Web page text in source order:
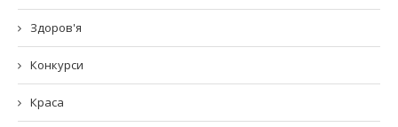
Здоров'я
Конкурси
Краса